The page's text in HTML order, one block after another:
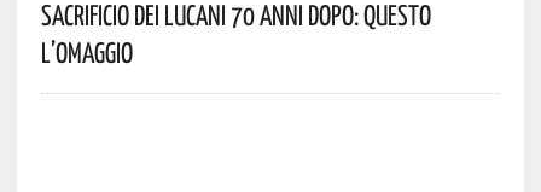
Sacrificio Dei Lucani 70 Anni Dopo: Questo
L’omaggio